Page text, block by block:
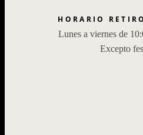
HORARIO
Lunes a viernes de
Excepto